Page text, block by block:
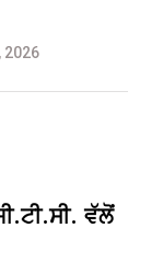
2026
ਵੱਲੋਂ